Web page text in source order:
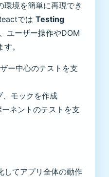
環境を簡単に再現でき
では Testing
ユーザー操作やDOM
。
ー中心のテストを支
、モックを作成
ネントのテストを支
してアプリ全体の動作